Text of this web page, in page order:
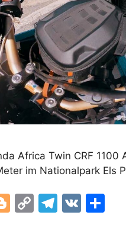
Africa Twin CRF
im Nationalpark Els
Bl C
T
V